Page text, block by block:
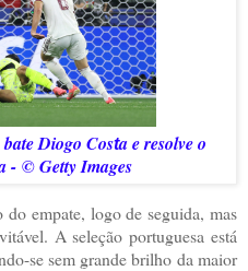
Diogo Costa e resolve o
- © Getty Images
empate, logo de seguida, mas
A seleção portuguesa está
se sem grande brilho da maior